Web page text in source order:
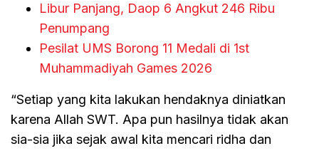
Libur Panjang, Daop 6 Angkut 246 Ribu
Penumpang
Pesilat UMS Borong 11 Medali di 1st
Muhammadiyah Games 2026
“Setiap yang kita lakukan hendaknya diniatkan
karena Allah SWT. Apa pun hasilnya tidak akan
sia-sia jika sejak awal kita mencari ridha dan